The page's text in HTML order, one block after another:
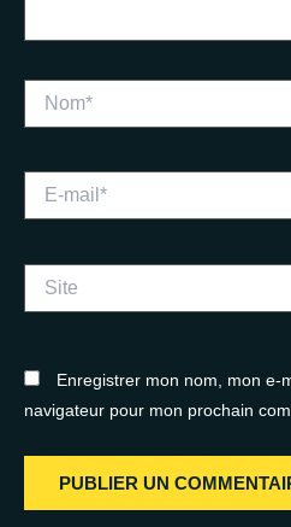
mail*
Enregistrer mon nom, mon e-
navigateur pour mon prochain